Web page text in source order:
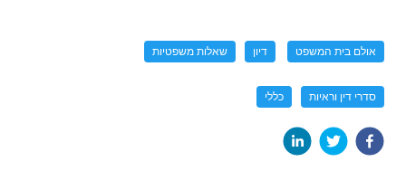
אולם בית המשפט דיון שאלות משפטיות
סדרי דין וראיות כללי